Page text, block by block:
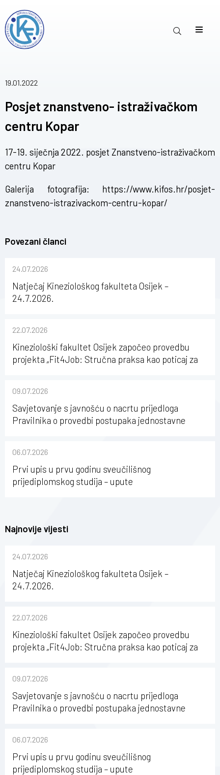
19.01.2022
Posjet znanstveno- istraživačkom
centru Kopar
17-19. siječnja 2022. posjet Znanstveno-istraživačkom
centru Kopar
Galerija fotografija: https://www.kifos.hr/posjet-
znanstveno-istrazivackom-centru-kopar/
Povezani članci
24.07.2026
Natječaj Kineziološkog fakulteta Osijek –
24.7.2026.
22.07.2026
Kineziološki fakultet Osijek započeo provedbu
projekta „Fit4Job: Stručna praksa kao poticaj za
09.07.2026
Savjetovanje s javnošću o nacrtu prijedloga
Pravilnika o provedbi postupaka jednostavne
Osijeku
06.07.2026
Prvi upis u prvu godinu sveučilišnog
prijediplomskog studija – upute
Najnovije vijesti
24.07.2026
Natječaj Kineziološkog fakulteta Osijek –
24.7.2026.
22.07.2026
Kineziološki fakultet Osijek započeo provedbu
projekta „Fit4Job: Stručna praksa kao poticaj za
09.07.2026
Savjetovanje s javnošću o nacrtu prijedloga
Pravilnika o provedbi postupaka jednostavne
Osijeku
06.07.2026
Prvi upis u prvu godinu sveučilišnog
prijediplomskog studija – upute